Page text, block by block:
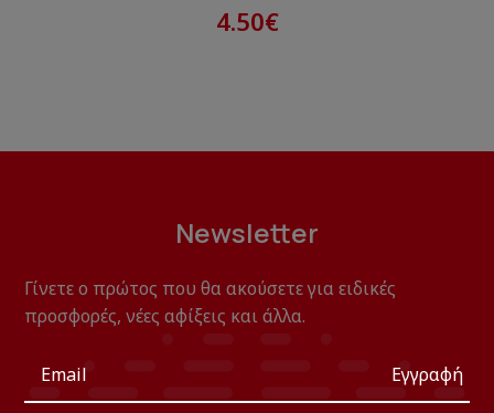
4.50€
Newsletter
Γίνετε ο πρώτος που θα ακούσετε για ειδικές
προσφορές, νέες αφίξεις και άλλα.
Εγγραφή